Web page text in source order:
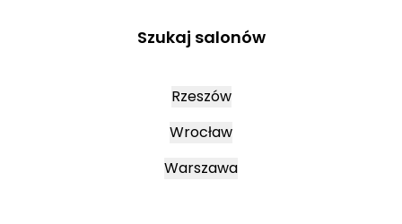
Szukaj salonów
Rzeszów
Wrocław
Warszawa